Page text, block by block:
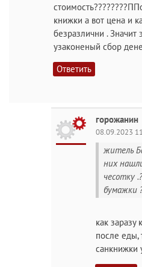
книжки а вот цена и
безразлични . Значит
узаконеный сбор
Ответить
горожанин
08.09.2023
житель
них
чесотку
бумажки
как заразу
после еды,
санкнижки